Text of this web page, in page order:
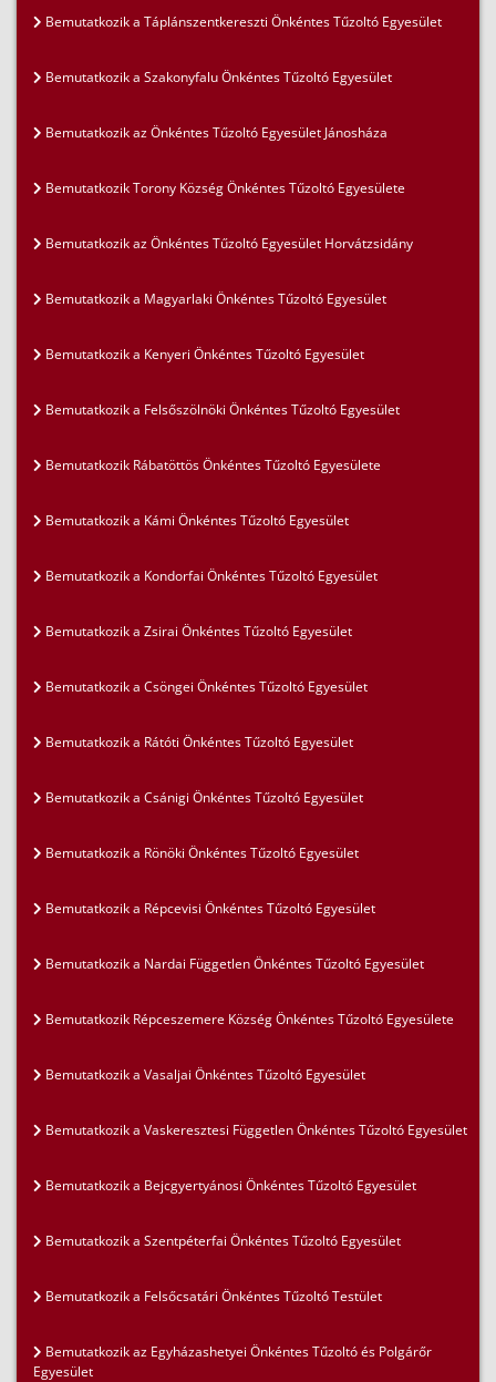
Bemutatkozik a Táplánszentkereszti Önkéntes Tűzoltó Egyesület
Bemutatkozik a Szakonyfalu Önkéntes Tűzoltó Egyesület
Bemutatkozik az Önkéntes Tűzoltó Egyesület Jánosháza
Bemutatkozik Torony Község Önkéntes Tűzoltó Egyesülete
Bemutatkozik az Önkéntes Tűzoltó Egyesület Horvátzsidány
Bemutatkozik a Magyarlaki Önkéntes Tűzoltó Egyesület
Bemutatkozik a Kenyeri Önkéntes Tűzoltó Egyesület
Bemutatkozik a Felsőszölnöki Önkéntes Tűzoltó Egyesület
Bemutatkozik Rábatöttös Önkéntes Tűzoltó Egyesülete
Bemutatkozik a Kámi Önkéntes Tűzoltó Egyesület
Bemutatkozik a Kondorfai Önkéntes Tűzoltó Egyesület
Bemutatkozik a Zsirai Önkéntes Tűzoltó Egyesület
Bemutatkozik a Csöngei Önkéntes Tűzoltó Egyesület
Bemutatkozik a Rátóti Önkéntes Tűzoltó Egyesület
Bemutatkozik a Csánigi Önkéntes Tűzoltó Egyesület
Bemutatkozik a Rönöki Önkéntes Tűzoltó Egyesület
Bemutatkozik a Répcevisi Önkéntes Tűzoltó Egyesület
Bemutatkozik a Nardai Független Önkéntes Tűzoltó Egyesület
Bemutatkozik Répceszemere Község Önkéntes Tűzoltó Egyesülete
Bemutatkozik a Vasaljai Önkéntes Tűzoltó Egyesület
Bemutatkozik a Vaskeresztesi Független Önkéntes Tűzoltó Egyesület
Bemutatkozik a Bejcgyertyánosi Önkéntes Tűzoltó Egyesület
Bemutatkozik a Szentpéterfai Önkéntes Tűzoltó Egyesület
Bemutatkozik a Felsőcsatári Önkéntes Tűzoltó Testület
Bemutatkozik az Egyházashetyei Önkéntes Tűzoltó és Polgárőr
Egyesület